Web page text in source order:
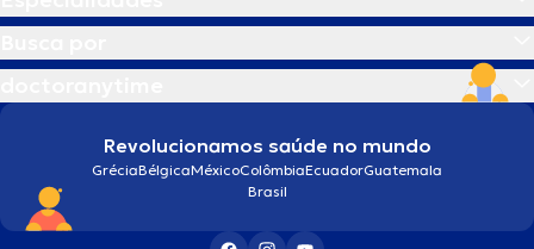
Revolucionamos saúde no mundo
GréciaBélgicaMéxicoColômbiaEcuadorGuatemala
Brasil